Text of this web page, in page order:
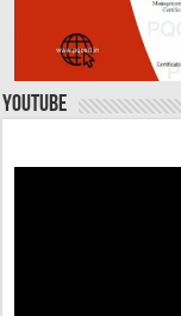
YouTube